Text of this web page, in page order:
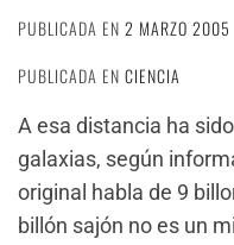
PUBLICADA EN 2 MARZO 2005
PUBLICADA EN CIENCIA
A esa distancia ha
galaxias, según
original habla de 9
billón sajón no es un